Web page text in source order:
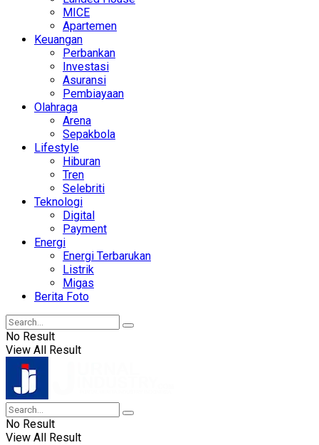
MICE
Apartemen
Keuangan
Perbankan
Investasi
Asuransi
Pembiayaan
Olahraga
Arena
Sepakbola
Lifestyle
Hiburan
Tren
Selebriti
Teknologi
Digital
Payment
Energi
Energi Terbarukan
Listrik
Migas
Berita Foto
No Result
View All Result
No Result
View All Result